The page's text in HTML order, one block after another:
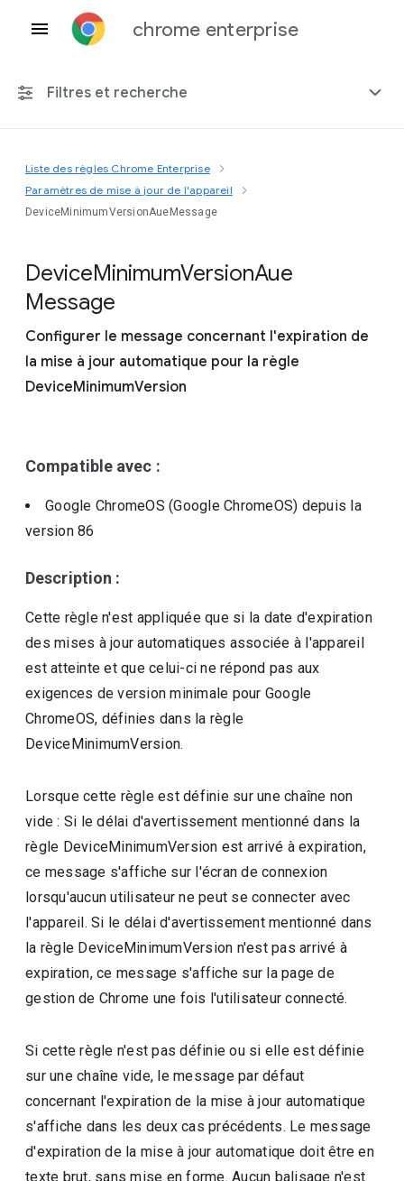
chrome enterprise
Filtres et recherche
Toute plate-forme
Chrome 151
Inclure les règles obsolètes
Liste des règles Chrome Enterprise
Paramètres de mise à jour de l'appareil
DeviceMinimumVersionAueMessage
DeviceMinimumVersionAue
Message
Configurer le message concernant l'expiration de
la mise à jour automatique pour la règle
DeviceMinimumVersion
Compatible avec :
Google ChromeOS (Google ChromeOS) depuis la
version86
Description :
Cette règle n'est appliquée que si la date d'expiration
des mises à jour automatiques associée à l'appareil
est atteinte et que celui-ci ne répond pas aux
exigences de version minimale pour Google
ChromeOS, définies dans la règle
DeviceMinimumVersion.
Lorsque cette règle est définie sur une chaîne non
vide : Si le délai d'avertissement mentionné dans la
règle DeviceMinimumVersion est arrivé à expiration,
ce message s'affiche sur l'écran de connexion
lorsqu'aucun utilisateur ne peut se connecter avec
l'appareil. Si le délai d'avertissement mentionné dans
la règle DeviceMinimumVersion n'est pas arrivé à
expiration, ce message s'affiche sur la page de
gestion de Chrome une fois l'utilisateur connecté.
Si cette règle n'est pas définie ou si elle est définie
sur une chaîne vide, le message par défaut
concernant l'expiration de la mise à jour automatique
s'affiche dans les deux cas précédents. Le message
d'expiration de la mise à jour automatique doit être en
texte brut, sans mise en forme. Aucun balisage n'est